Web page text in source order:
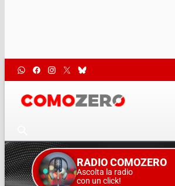
RADIO COMOZERO
Ascolta la radio
con un click!